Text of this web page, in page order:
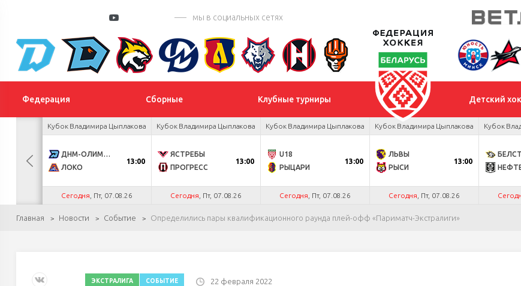
мы в социальных сетях
Федерация Сборные Клубные турниры Детский
Кубок Владимира Цыплакова
ДНМ-ОЛИМПИК
ЛОКО
13:00
Сегодня , Пт, 07.08.26
Кубок Владимира Цыплакова
ЯСТРЕБЫ
ПРОГРЕСС
13:00
Сегодня , Пт, 07.08.26
Кубок Владимира Цыплакова
U18
РЫЦАРИ
13:00
Сегодня , Пт, 07.08.26
Кубок Владимира Цыплакова
ЛЬВЫ
РЫСИ
13:00
Сегодня , Пт, 07.08.26
Кубок
Главная Новости Событие Определились пары квалификационного раунда плей-офф «Париматч-Экстралиги»
ЭКСТРАЛИГА СОБЫТИЕ 22 февраля 2022